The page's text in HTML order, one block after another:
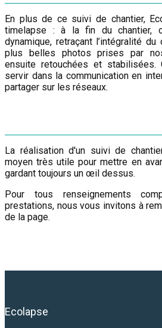
En plus de ce suivi de chantier,
timelapse : à la fin du chantier,
dynamique, retraçant l’intégralité
plus belles photos prises par
ensuite retouchées et
servir dans la communication en
partager sur les réseaux.
La réalisation d'un suivi de
moyen très utile pour mettre en
gardant toujours un œil dessus.
Pour tous renseignements
prestations, nous vous invitons à
de la page.
Ecolapse